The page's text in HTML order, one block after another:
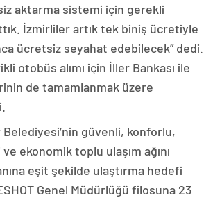
aktarma sistemi için gerekli
İzmirliler artık tek biniş ücretiyle
ücretsiz seyahat edebilecek” dedi.
otobüs alımı için İller Bankası ile
de tamamlanmak üzere
güvenli, konforlu,
ekonomik toplu ulaşım ağını
eşit şekilde ulaştırma hedefi
Genel Müdürlüğü filosuna 23